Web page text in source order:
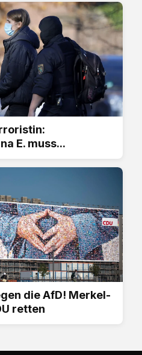
E. muss...
die AfD! Merkel-
retten